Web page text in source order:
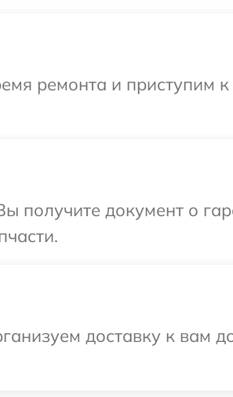
ремонта и приступим к
получите документ о
доставку к вам